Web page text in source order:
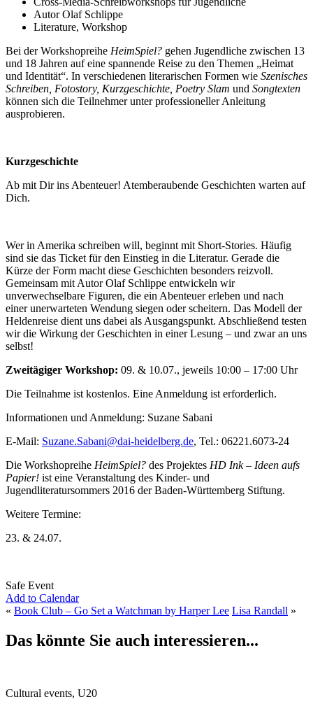
Autor Olaf Schlippe
Literature, Workshop
Bei der Workshopreihe HeimSpiel? gehen Jugendliche zwischen 13
und 18 Jahren auf eine spannende Reise zu den Themen „Heimat
und Identität“. In verschiedenen literarischen Formen wie Szenisches
Schreiben, Fotostory, Kurzgeschichte, Poetry Slam und Songtexten
können sich die Teilnehmer unter professioneller Anleitung
ausprobieren.
Kurzgeschichte
Ab mit Dir ins Abenteuer! Atemberaubende Geschichten warten auf
Dich.
Wer in Amerika schreiben will, beginnt mit Short-Stories. Häufig
sind sie das Ticket für den Einstieg in die Literatur. Gerade die
Kürze der Form macht diese Geschichten besonders reizvoll.
Gemeinsam mit Autor Olaf Schlippe entwickeln wir
unverwechselbare Figuren, die ein Abenteuer erleben und nach
einer unerwarteten Wendung siegen oder scheitern. Das Modell der
Heldenreise dient uns dabei als Ausgangspunkt. Abschließend testen
wir die Wirkung der Geschichten in einer Lesung – und zwar an uns
selbst!
Zweitägiger Workshop: 09. & 10.07., jeweils 10:00 – 17:00 Uhr
Die Teilnahme ist kostenlos. Eine Anmeldung ist erforderlich.
Informationen und Anmeldung: Suzane Sabani
E-Mail: Suzane.Sabani@dai-heidelberg.de, Tel.: 06221.6073-24
Die Workshopreihe HeimSpiel? des Projektes HD Ink – Ideen aufs
Papier! ist eine Veranstaltung des Kinder- und
Jugendliteratursommers 2016 der Baden-Württemberg Stiftung.
Weitere Termine:
23. & 24.07.
Safe Event
Add to Calendar
« Book Club – Go Set a Watchman by Harper Lee Lisa Randall »
Das könnte Sie auch interessieren...
Cultural events, U20